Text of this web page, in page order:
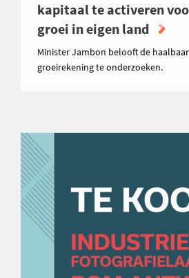
kapitaal te activeren
groei in eigen land
Minister Jambon belooft de
groeirekening te onderzoeken.